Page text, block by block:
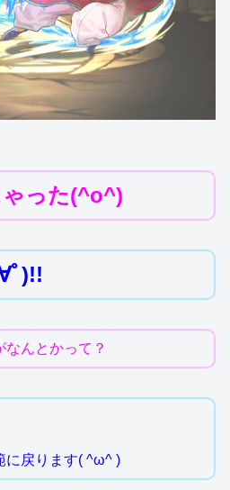
った(^o^)
ﾟ)!!
なんとかって？
に戻ります( ^ω^ )